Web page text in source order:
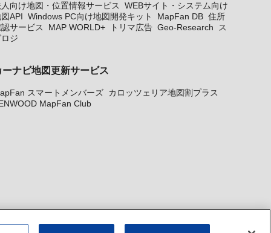
向け地図・位置情報サービス
WEBサイト・システム向け
API Windows PC向け地図開発キット MapFan DB 住所
サービス
MAP WORLD+ トリマ広告 Geo-Research
ス
ジ
ーナビ地図更新サービス
スマートメンバーズ カロッツェリア地図割プラス
MapFan Club